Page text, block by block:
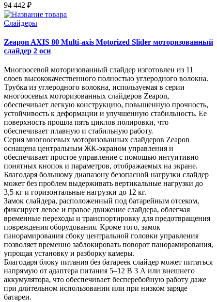
94 442 ₽
Слайдеры
Zeapon AXIS 80 Multi-axis Motorized Slider моторизованный
слайдер 2 оси
Многоосевой моторизованный слайдер изготовлен из 11
слоев высококачественного полностью углеродного волокна.
Трубка из углеродного волокна, используемая в серии
многоосевых моторизованных слайдеров Zeapon,
обеспечивает легкую конструкцию, повышенную прочность,
устойчивость к деформации и улучшенную стабильность. Ее
поверхность прошла пять циклов полировки, что
обеспечивает плавную и стабильную работу.
Серия многоосевых моторизованных слайдеров Zeapon
оснащена центральным ЖК-экраном управления и
обеспечивает простое управление с помощью интуитивно
понятных кнопок и параметров, отображаемых на экране.
Благодаря большому диапазону безопасной нагрузки слайдер
может без проблем выдерживать вертикальные нагрузки до
3,5 кг и горизонтальные нагрузки до 12 кг.
Замок слайдера, расположенный под батарейным отсеком,
фиксирует левое и правое движение слайдера, облегчая
временные переходы и транспортировку для предотвращения
повреждения оборудования. Кроме того, замок
панорамирования сбоку центральной головки управления
позволяет временно заблокировать поворот панорамирования,
упрощая установку и разборку камеры.
Благодаря блоку питания без батареек слайдер может питаться
напрямую от адаптера питания 5–12 В 3 А или внешнего
аккумулятора, что обеспечивает бесперебойную работу даже
при длительном использовании или при низком заряде
батареи.